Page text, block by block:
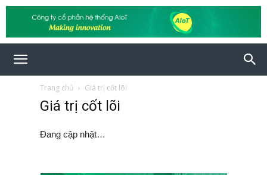
Trang chủ Giá trị cốt lõi
Giá trị cốt lõi
Đang cập nhật…